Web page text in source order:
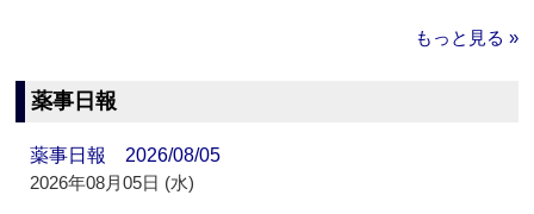
もっと見る »
薬事日報
薬事日報 2026/08/05
2026年08月05日 (水)